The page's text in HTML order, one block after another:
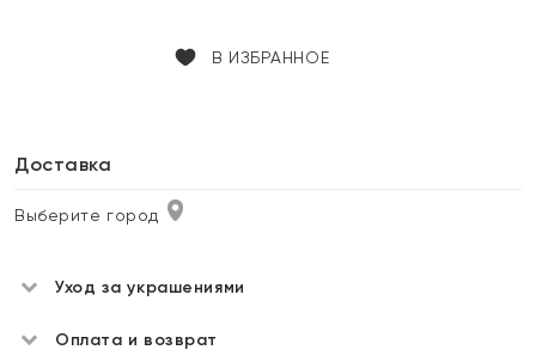
В ИЗБРАННОЕ
Доставка
Выберите город
Уход за украшениями
Оплата и возврат